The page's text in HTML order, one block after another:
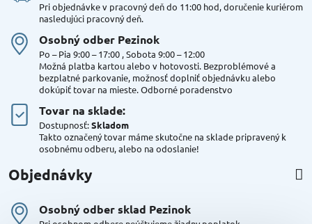
Pri objednávke v pracovný deň do 11:00 hod, doručenie kuriérom
nasledujúci pracovný deň.
Osobný odber Pezinok
Po – Pia 9:00 – 17:00 , Sobota 9:00 – 12:00
Možná platba kartou alebo v hotovosti. Bezproblémové a
bezplatné parkovanie, možnosť doplniť objednávku alebo
dokúpiť tovar na mieste. Odborné poradenstvo
Tovar na sklade:
Dostupnosť:Skladom
Takto označený tovar máme skutočne na sklade pripravený k
osobnému odberu, alebo na odoslanie!
Objednávky
Osobný odber sklad Pezinok